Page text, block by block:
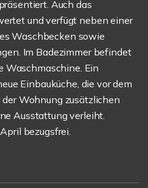
Auch das
und verfügt neben einer
Waschbecken sowie
Im Badezimmer befindet
Waschmaschine. Ein
Einbauküche, die vor dem
Wohnung zusätzlichen
Ausstattung verleiht.
bezugsfrei.